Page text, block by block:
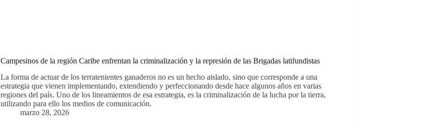
Campesinos de la región Caribe enfrentan la criminalización y la represión de las Brigadas latifundistas
La forma de actuar de los terratenientes ganaderos no es un hecho aislado, sino que corresponde a una
estrategia que vienen implementando, extendiendo y perfeccionando desde hace algunos años en varias
regiones del país. Uno de los lineamientos de esa estrategia, es la criminalización de la lucha por la tierra,
utilizando para ello los medios de comunicación.
marzo 28, 2026